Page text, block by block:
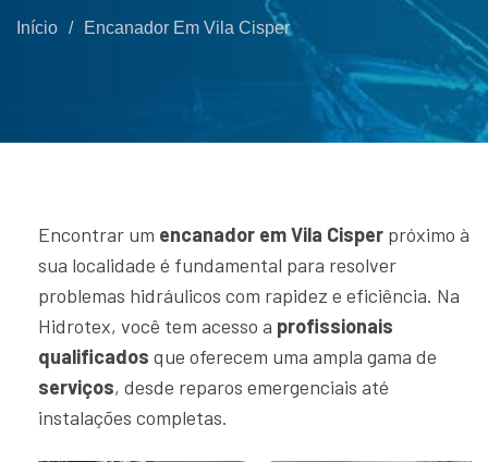
Início / Encanador Em Vila Cisper
Encontrar um encanador em Vila Cisper próximo à
sua localidade é fundamental para resolver
problemas hidráulicos com rapidez e eficiência. Na
Hidrotex, você tem acesso a profissionais
qualificados que oferecem uma ampla gama de
serviços, desde reparos emergenciais até
instalações completas.